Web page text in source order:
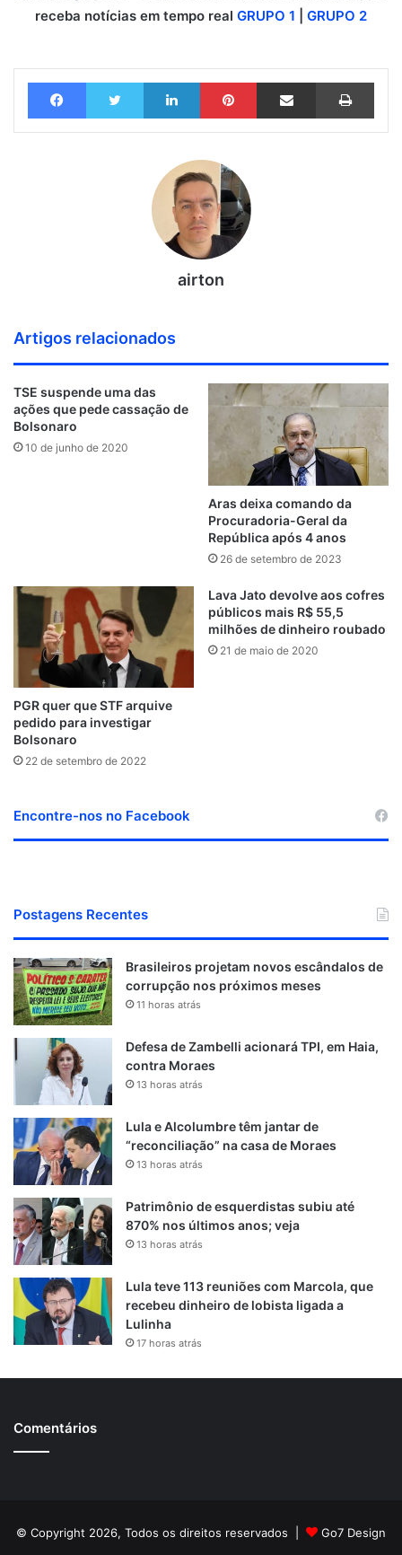
receba notícias em tempo real GRUPO 1 GRUPO 2
Facebook Twitter Linkedin Pinterest Compartilhar via e-mail
airton
Artigos relacionados
TSE suspende uma das
ações que pede cassação de
Bolsonaro
10 de junho de 2020
Aras deixa comando da
Procuradoria-Geral da
República após 4 anos
26 de setembro de 2023
PGR quer que STF arquive
pedido para investigar
Bolsonaro
22 de setembro de 2022
Lava Jato devolve aos cofres
públicos mais R$ 55,5
milhões de dinheiro roubado
21 de maio de 2020
Encontre-nos no Facebook
Postagens Recentes
Brasileiros projetam novos escândalos de
corrupção nos próximos meses
11 horas atrás
Defesa de Zambelli acionará TPI, em Haia,
contra Moraes
13 horas atrás
Lula e Alcolumbre têm jantar de
“reconciliação” na casa de Moraes
13 horas atrás
Patrimônio de esquerdistas subiu até
870% nos últimos anos; veja
13 horas atrás
Lula teve 113 reuniões com Marcola, que
recebeu dinheiro de lobista ligada a
Lulinha
17 horas atrás
Comentários
© Copyright 2026, Todos os direitos reservados |
Go7 Design